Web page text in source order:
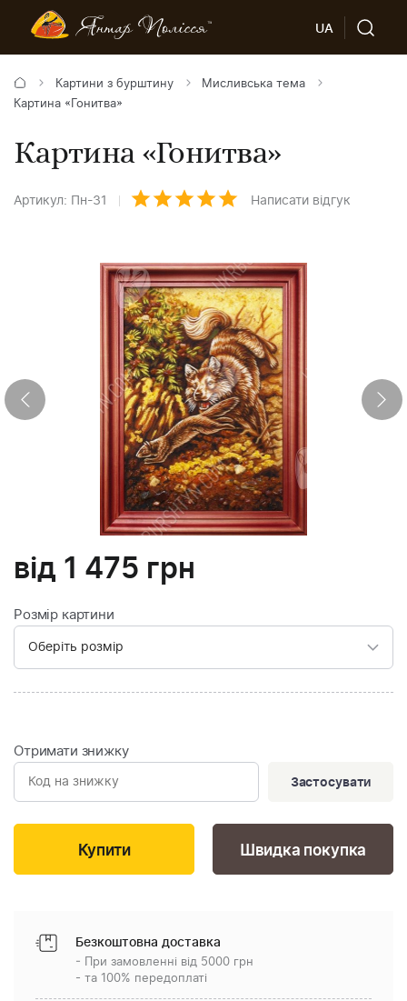
UA
Картини з бурштину
Мисливська тема
Картина «Гонитва»
Картина «Гонитва»
Артикул: Пн-31 Написати відгук
від 1 475 грн
Розмір картини
Отримати знижку
Застосувати
Швидка покупка
Безкоштовна доставка
- При замовленні від 5000 грн
- та 100% передоплаті